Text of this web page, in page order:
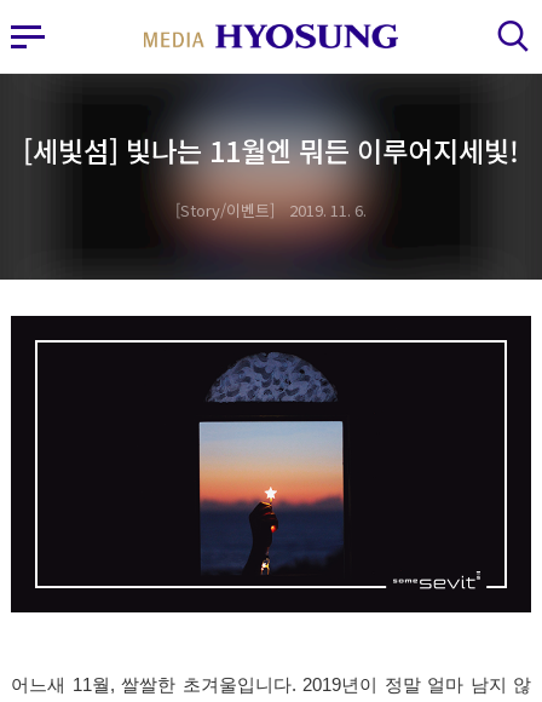
MY FRIEND HYOSUNG
사이드바 열기 검색 레이어 열기
[세빛섬] 빛나는 11월엔 뭐든 이루어지세빛!
Story/이벤트 2019. 11. 6.
어느새 11월, 쌀쌀한 초겨울입니다. 2019년이 정말 얼마 남지 않